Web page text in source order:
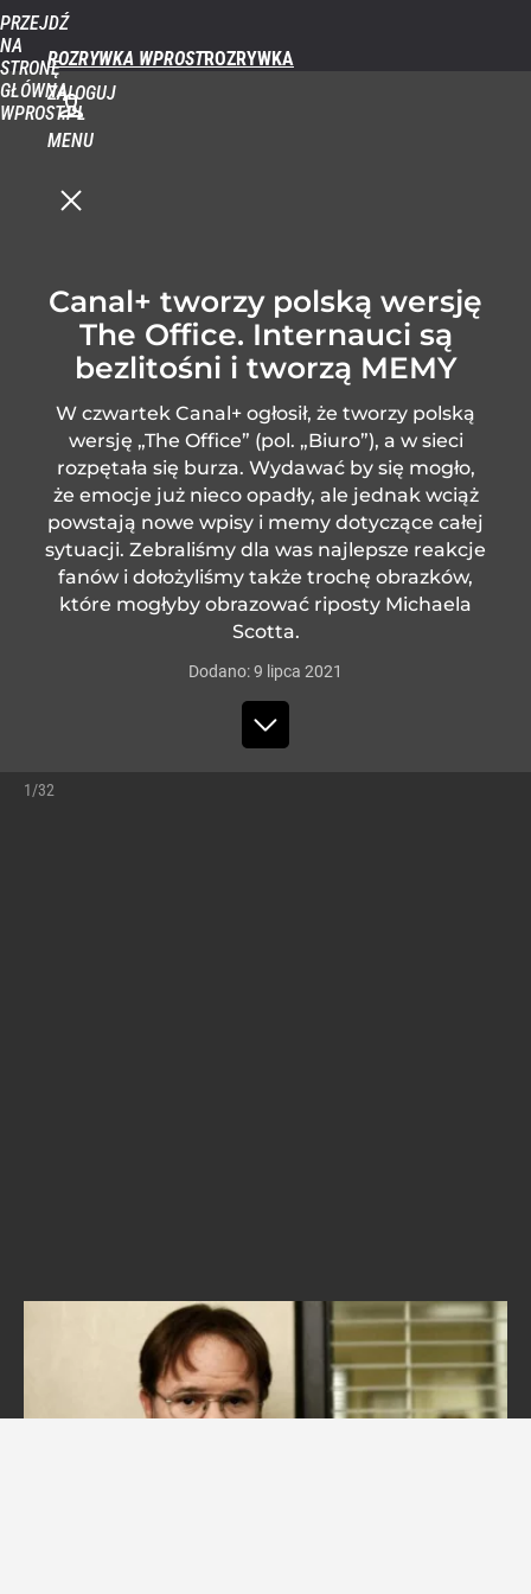
PRZEJDŹ
NA
STRONĘ
GŁÓWNĄ
WPROST.PL
ROZRYWKA WPROST
ZALOGUJ
MENU
Canal+ tworzy polską wersję
The Office. Internauci są
bezlitośni i tworzą MEMY
W czwartek Canal+ ogłosił, że tworzy polską
wersję „The Office” (pol. „Biuro”), a w sieci
rozpętała się burza. Wydawać by się mogło,
że emocje już nieco opadły, ale jednak wciąż
powstają nowe wpisy i memy dotyczące całej
sytuacji. Zebraliśmy dla was najlepsze reakcje
fanów i dołożyliśmy także trochę obrazków,
które mogłyby obrazować riposty Michaela
Scotta.
Dodano:9 lipca 2021